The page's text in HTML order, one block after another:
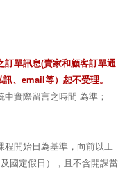
單訊息(賣家和顧客訂單通
、email等）恕不受理。
實際留言之時間 為準；
開始日為基準，向前以工
國定假日），且不含開課當